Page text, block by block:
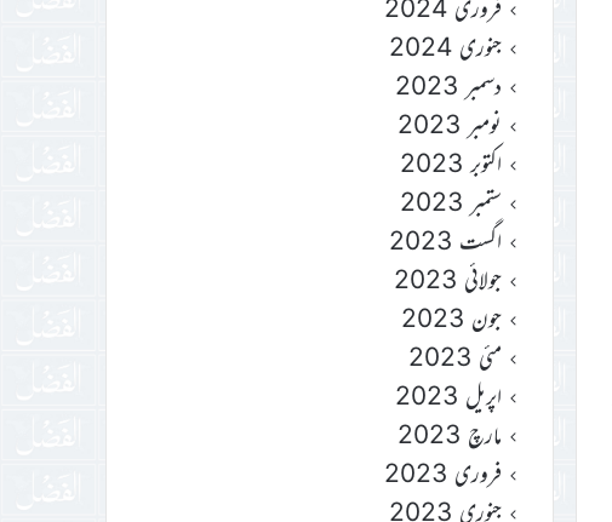
فروری 2024
جنوری 2024
دسمبر 2023
نومبر 2023
اکتوبر 2023
ستمبر 2023
اگست 2023
جولائی 2023
جون 2023
مئی 2023
اپریل 2023
مارچ 2023
فروری 2023
جنوری 2023